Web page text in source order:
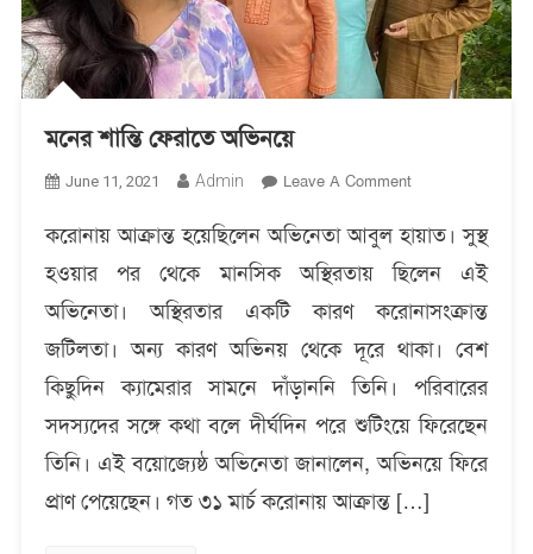
মনের শান্তি ফেরাতে অভিনয়ে
June 11, 2021 Admin Leave A CommentOn
শান্তি
অভিনয়ে
করোনায় আক্রান্ত হয়েছিলেন অভিনেতা আবুল হায়াত। সুস্থ
হওয়ার পর থেকে মানসিক অস্থিরতায় ছিলেন এই
অভিনেতা। অস্থিরতার একটি কারণ করোনাসংক্রান্ত
জটিলতা। অন্য কারণ অভিনয় থেকে দূরে থাকা। বেশ
কিছুদিন ক্যামেরার সামনে দাঁড়াননি তিনি। পরিবারের
সদস্যদের সঙ্গে কথা বলে দীর্ঘদিন পরে শুটিংয়ে ফিরেছেন
তিনি। এই বয়োজ্যেষ্ঠ অভিনেতা জানালেন, অভিনয়ে ফিরে
প্রাণ পেয়েছেন। গত ৩১ মার্চ করোনায় আক্রান্ত […]